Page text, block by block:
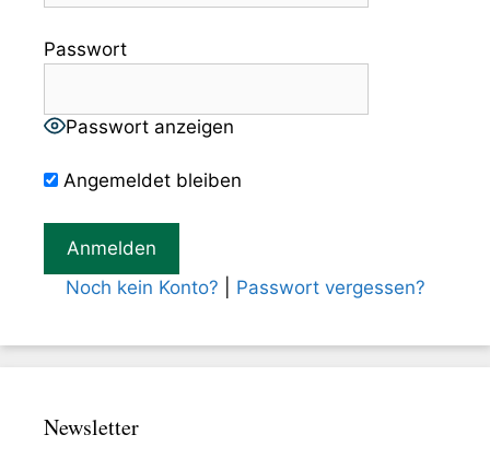
Passwort
Passwort anzeigen
Angemeldet bleiben
Noch kein Konto? Passwort vergessen?
Newsletter